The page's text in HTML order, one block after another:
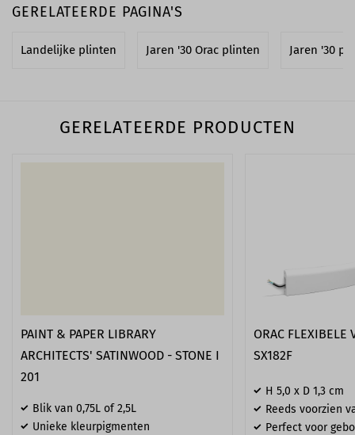
GERELATEERDE PAGINA'S
Landelijke plinten Jaren '30 Orac plinten Jaren '30
GERELATEERDE PRODUCTEN
PAINT & PAPER LIBRARY
ARCHITECTS' SATINWOOD - STONE I
201
Blik van 0,75L of 2,5L
Unieke kleurpigmenten
ORAC FLEXIBELE
SX182F
H 5,0 x D 1,3 cm
Reeds voorzien
Perfect voor